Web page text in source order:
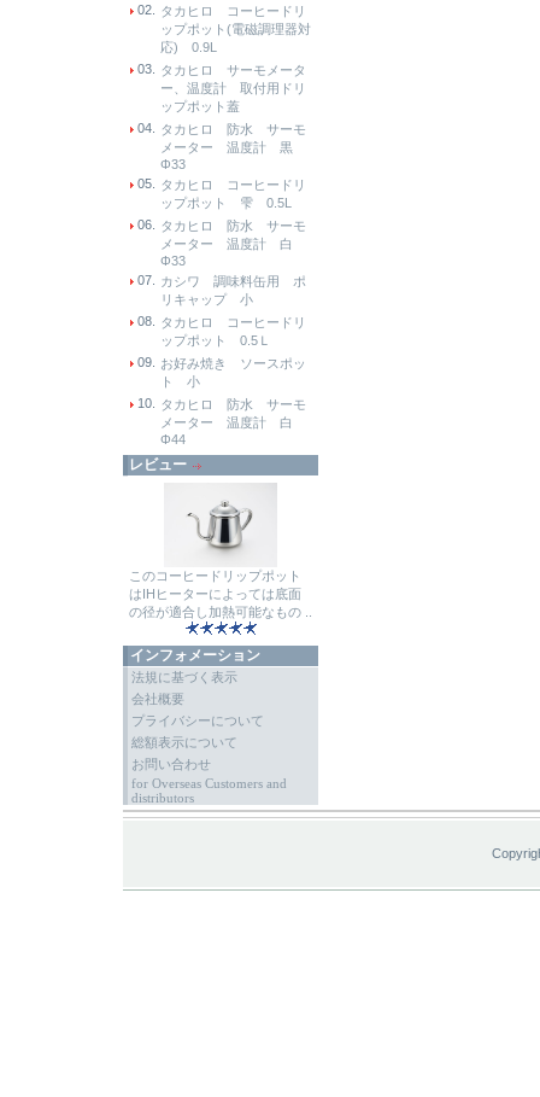
02.
タカヒロ コーヒードリ
ップポット(電磁調理器対
応) 0.9L
03.
タカヒロ サーモメータ
ー、温度計 取付用ドリ
ップポット蓋
04.
タカヒロ 防水 サーモ
メーター 温度計 黒
Φ33
05.
タカヒロ コーヒードリ
ップポット 雫 0.5L
06.
タカヒロ 防水 サーモ
メーター 温度計 白
Φ33
07.
カシワ 調味料缶用 ポ
リキャップ 小
08.
タカヒロ コーヒードリ
ップポット 0.5Ｌ
09.
お好み焼き ソースポッ
ト 小
10.
タカヒロ 防水 サーモ
メーター 温度計 白
Φ44
レビュー
このコーヒードリップポット
はIHヒーターによっては底面
の径が適合し加熱可能なもの ..
インフォメーション
法規に基づく表示
会社概要
プライバシーについて
総額表示について
お問い合わせ
for Overseas Customers and
distributors